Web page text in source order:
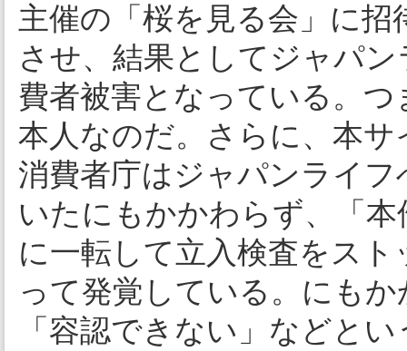
主催の「桜を見る会」に
させ、結果としてジャパ
費者被害となっている。
本人なのだ。さらに、本
消費者庁はジャパンライ
いたにもかかわらず、「
に一転して立入検査をス
って発覚している。にも
「容認できない」などと